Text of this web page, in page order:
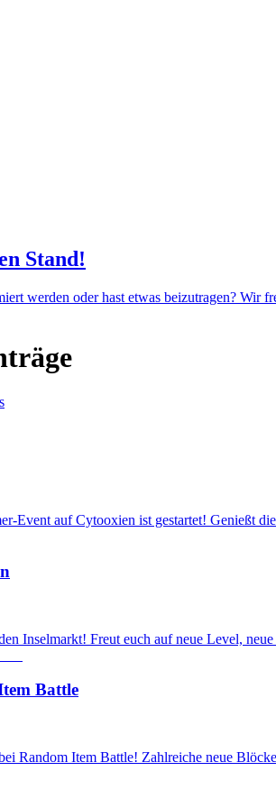
Stand!
werden oder hast etwas beizutragen? Wir
Event auf Cytooxien ist gestartet! Genießt
Inselmarkt! Freut euch auf neue Level,
Battle
Random Item Battle! Zahlreiche neue